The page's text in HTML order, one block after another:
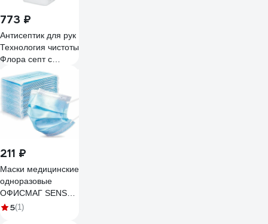
773 ₽
Антисептик для рук
Технология чистоты
Флора септ с
дозатором на
спиртовой основе,
обеззараживание
перчаток 1 л 131.1
211 ₽
Маски медицинские
одноразовые
ОФИСМАГ SENSE
50шт 3-х слойные,
5(1)